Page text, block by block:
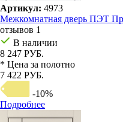
Артикул: 4973
Межкомнатная дверь ПЭТ
отзывов 1
В наличии
8 247 РУБ.
* Цена за полотно
7 422 РУБ.
-10%
Подробнее